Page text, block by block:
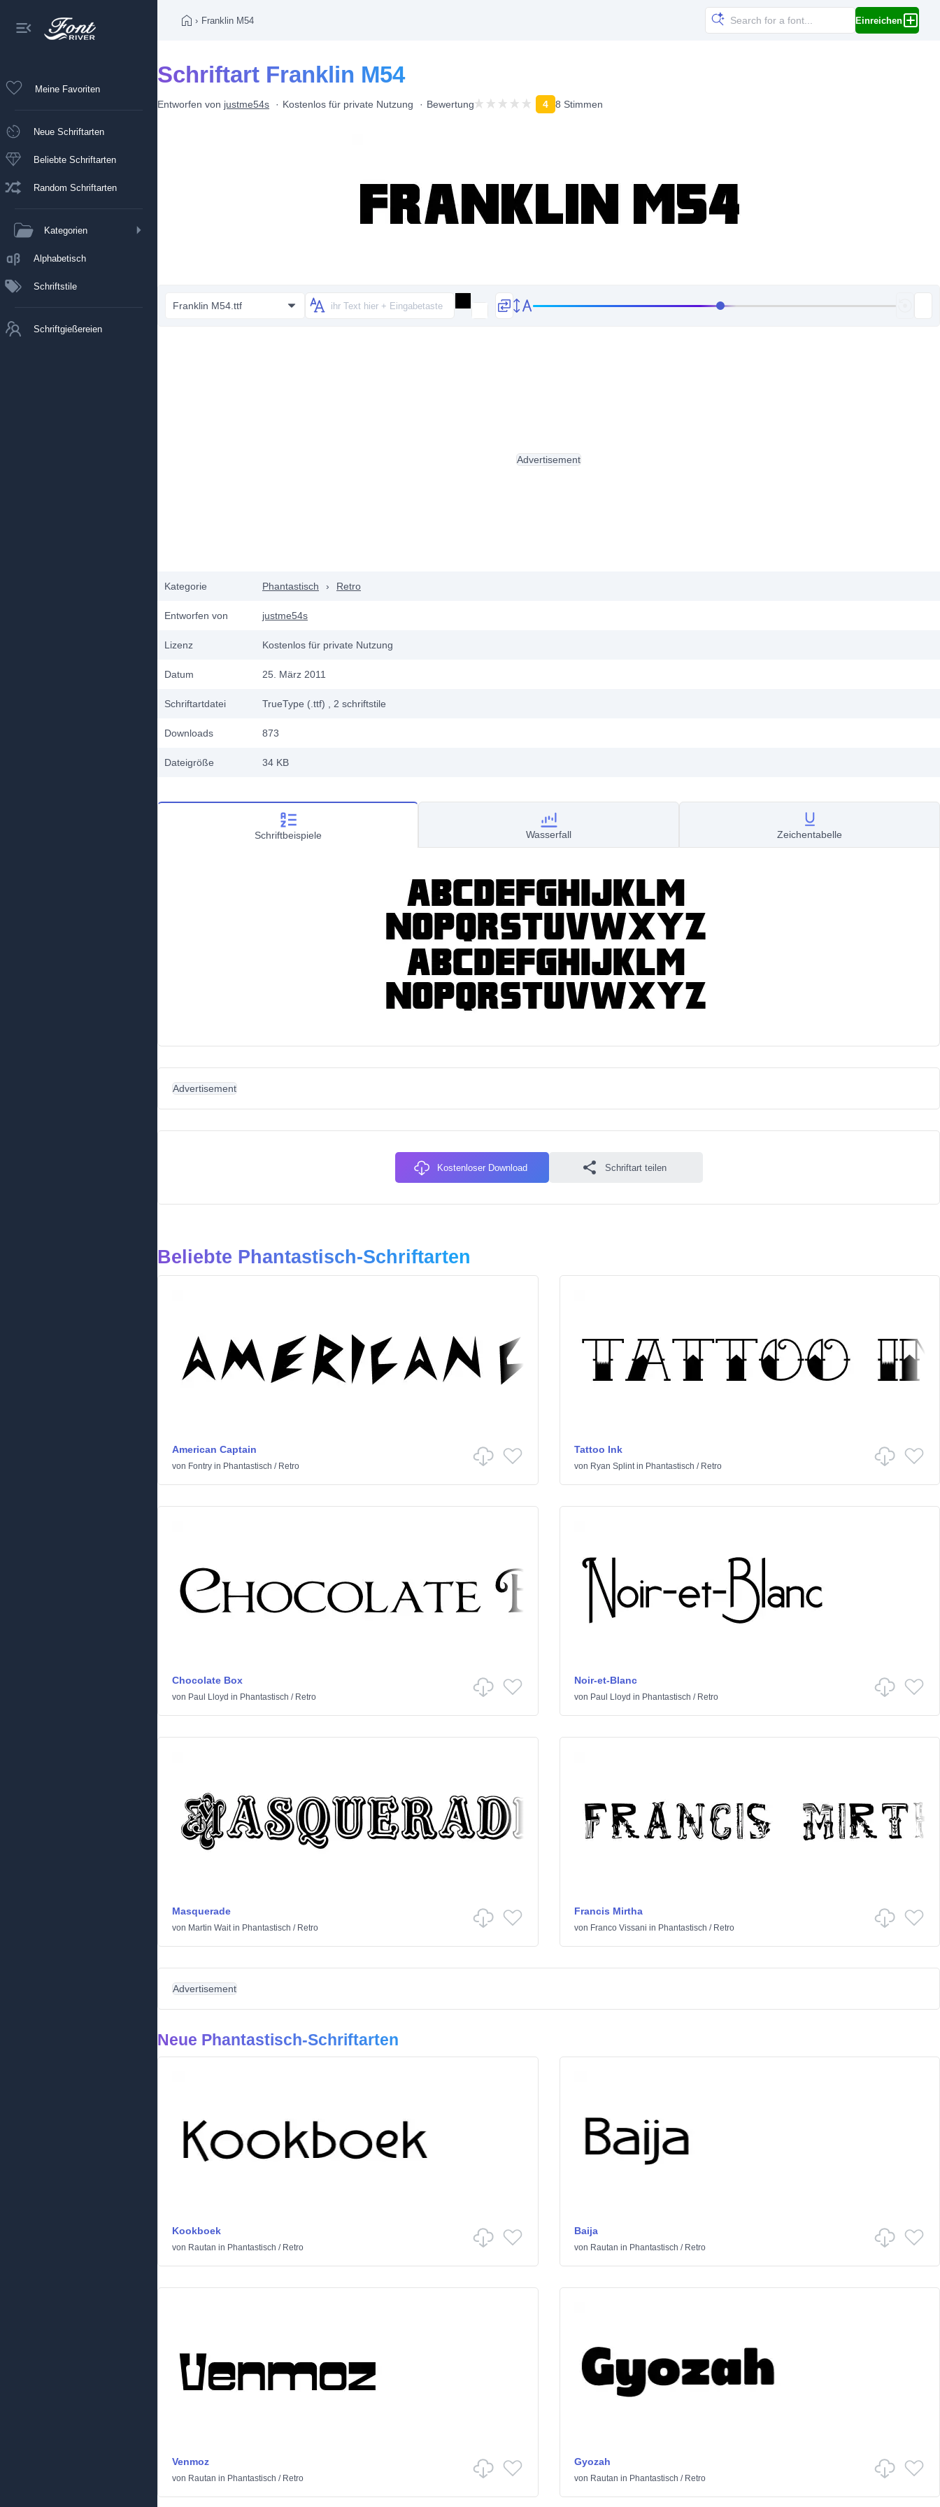
Meine Favoriten
Neue Schriftarten
Beliebte Schriftarten
Random Schriftarten
Kategorien
Alphabetisch
Schriftstile
Schriftgießereien
› Franklin M54 Einreichen
Schriftart Franklin M54
Entworfen von justme54s Kostenlos für private Nutzung Bewertung 4 8 Stimmen
Franklin M54.ttf
Kategorie Phantastisch › Retro
Entworfen von justme54s
Lizenz Kostenlos für private Nutzung
Datum 25. März 2011
Schriftartdatei TrueType (.ttf) , 2 schriftstile
Downloads 873
Dateigröße 34 KB
Advertisement
Schriftbeispiele Wasserfall Zeichentabelle
Advertisement
Kostenloser Download Schriftart teilen
Beliebte Phantastisch-Schriftarten
American Captain
von Fontry in Phantastisch / Retro
Tattoo Ink
von Ryan Splintin Phantastisch / Retro
Chocolate Box
von Paul Lloyd in Phantastisch / Retro
Noir-et-Blanc
von Paul Lloyd in Phantastisch / Retro
Masquerade
von Martin Waitin Phantastisch / Retro
Francis Mirtha
von Franco Vissani in Phantastisch / Retro
Advertisement
Neue Phantastisch-Schriftarten
Kookboek
von Rautan in Phantastisch / Retro
Baija
von Rautan in Phantastisch / Retro
Venmoz
von Rautan in Phantastisch / Retro
Gyozah
von Rautan in Phantastisch / Retro